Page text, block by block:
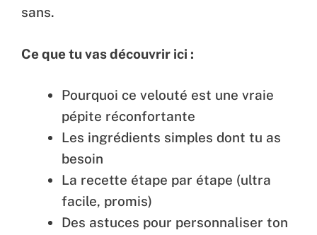
sans.
Ce que tu vas découvrir ici :
Pourquoi ce velouté est une vraie
pépite réconfortante
Les ingrédients simples dont tu as
besoin
La recette étape par étape (ultra
facile, promis)
Des astuces pour personnaliser ton